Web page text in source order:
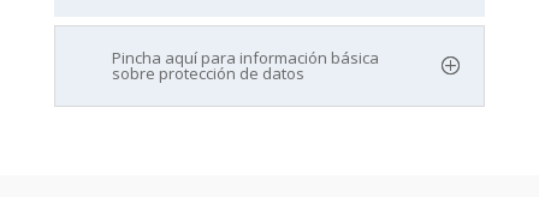
Pincha aquí para información básica
sobre protección de datos